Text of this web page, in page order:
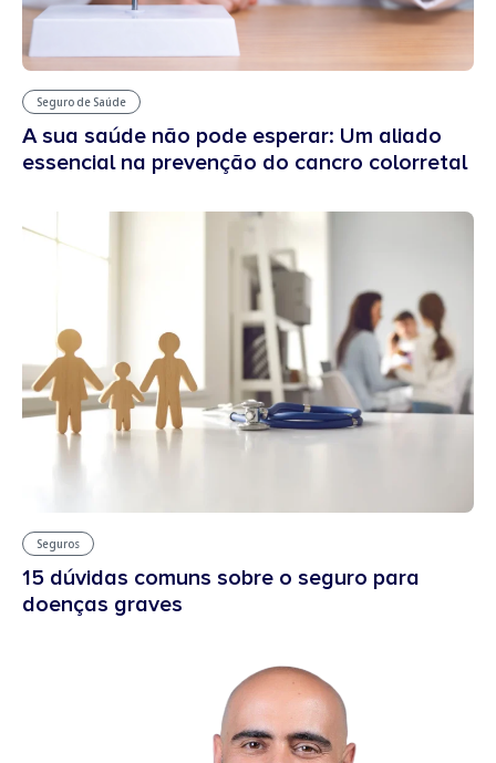
Seguro de Saúde
A sua saúde não pode esperar: Um aliado
essencial na prevenção do cancro colorretal
Seguros
15 dúvidas comuns sobre o seguro para
doenças graves